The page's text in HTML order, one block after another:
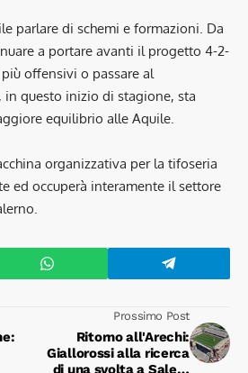
parlare di schemi e formazioni. Da
a portare avanti il progetto 4-2-
offensivi o passare al
in questo inizio di stagione, sta
equilibrio alle Aquile.
organizzativa per la tifoseria
ed occuperà interamente il settore
Prossimo Post
Ritorno all'Arechi:
Giallorossi alla ricerca
di una svolta a Salern